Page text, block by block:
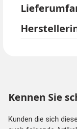
Kennen Sie
Kunden die sich